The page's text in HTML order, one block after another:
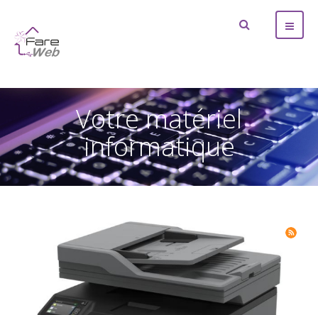
Votre matériel
informatique